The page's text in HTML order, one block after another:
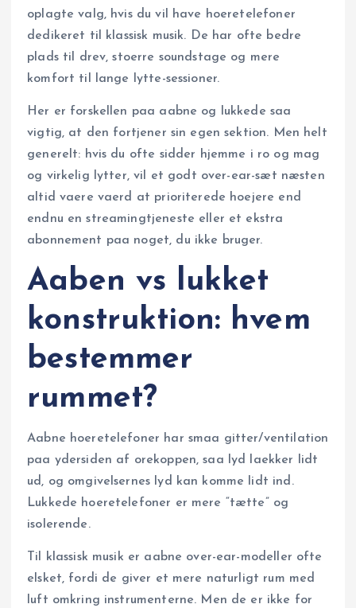
oplagte valg, hvis du vil have hoeretelefoner
dedikeret til klassisk musik. De har ofte bedre
plads til drev, stoerre soundstage og mere
komfort til lange lytte-sessioner.
Her er forskellen paa aabne og lukkede saa
vigtig, at den fortjener sin egen sektion. Men helt
generelt: hvis du ofte sidder hjemme i ro og mag
og virkelig lytter, vil et godt over-ear-sæt næsten
altid vaere vaerd at prioriterede hoejere end
endnu en streamingtjeneste eller et ekstra
abonnement paa noget, du ikke bruger.
Aaben vs lukket
konstruktion: hvem
bestemmer
rummet?
Aabne hoeretelefoner har smaa gitter/ventilation
paa ydersiden af orekoppen, saa lyd laekker lidt
ud, og omgivelsernes lyd kan komme lidt ind.
Lukkede hoeretelefoner er mere “tætte” og
isolerende.
Til klassisk musik er aabne over-ear-modeller ofte
elsket, fordi de giver et mere naturligt rum med
luft omkring instrumenterne. Men de er ikke for